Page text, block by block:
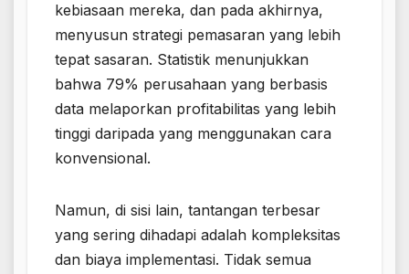
kebiasaan mereka, dan pada akhirnya,
menyusun strategi pemasaran yang lebih
tepat sasaran. Statistik menunjukkan
bahwa 79% perusahaan yang berbasis
data melaporkan profitabilitas yang lebih
tinggi daripada yang menggunakan cara
konvensional.
Namun, di sisi lain, tantangan terbesar
yang sering dihadapi adalah kompleksitas
dan biaya implementasi. Tidak semua